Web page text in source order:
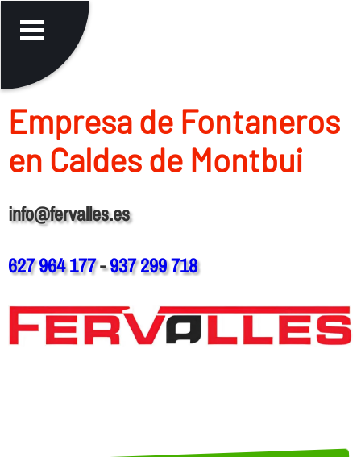
Empresa de Fontaneros
en Caldes de Montbui
info@fervalles.es
627 964 177-937 299 718